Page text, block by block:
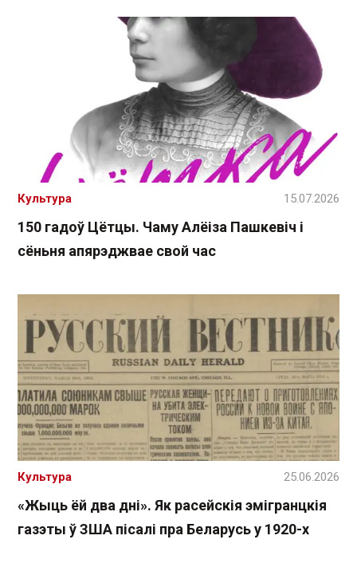
150 гадоў Цётцы. Чаму Алёіза Пашкевіч і
сёньня апярэджвае свой час
Культура 15.07.2026
«Жыць ёй два дні». Як расейскія эмігранцкія
газэты ў ЗША пісалі пра Беларусь у 1920-х
Культура 25.06.2026